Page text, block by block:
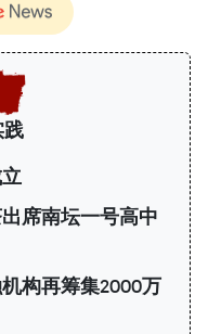
践
席南坛一号高中
构再筹集2000万